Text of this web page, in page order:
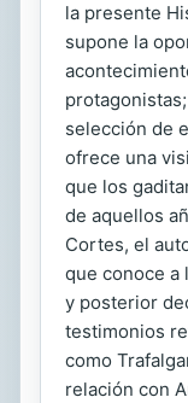
la presente
supone la
selección de
ofrece una
que los
de aquellos
Cortes, el
que conoce a
y posterior
testimonios
como
relación con